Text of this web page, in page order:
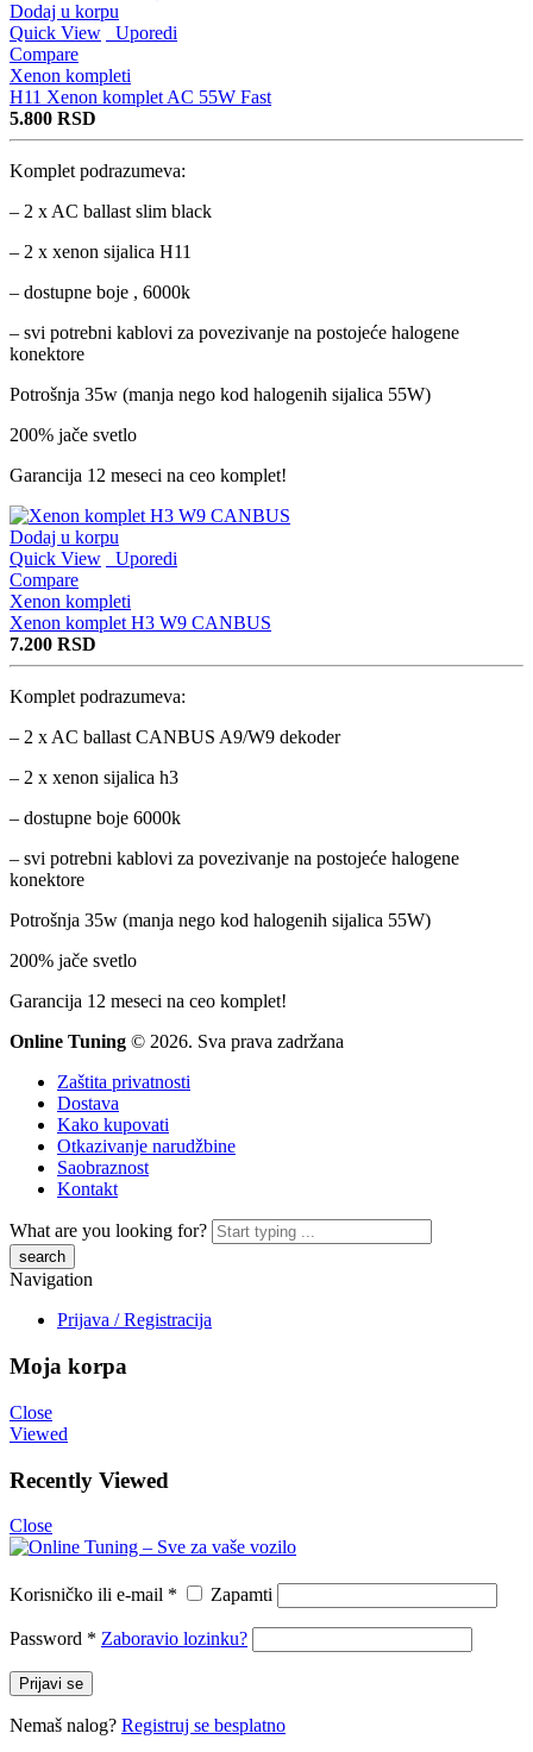
Dodaj u korpu
Quick View
Uporedi
Compare
Xenon kompleti
H11 Xenon komplet AC 55W Fast
5.800 RSD
Komplet podrazumeva:
– 2 x AC ballast slim black
– 2 x xenon sijalica H11
– dostupne boje , 6000k
– svi potrebni kablovi za povezivanje na postojeće halogene
konektore
Potrošnja 35w (manja nego kod halogenih sijalica 55W)
200% jače svetlo
Garancija 12 meseci na ceo komplet!
Dodaj u korpu
Quick View
Uporedi
Compare
Xenon kompleti
Xenon komplet H3 W9 CANBUS
7.200 RSD
Komplet podrazumeva:
– 2 x AC ballast CANBUS A9/W9 dekoder
– 2 x xenon sijalica h3
– dostupne boje 6000k
– svi potrebni kablovi za povezivanje na postojeće halogene
konektore
Potrošnja 35w (manja nego kod halogenih sijalica 55W)
200% jače svetlo
Garancija 12 meseci na ceo komplet!
Online Tuning © 2026. Sva prava zadržana
Zaštita privatnosti
Dostava
Kako kupovati
Otkazivanje narudžbine
Saobraznost
Kontakt
What are you looking for?
Navigation
Prijava / Registracija
Moja korpa
Close
Viewed
Recently Viewed
Close
Korisničko ili e-mail * Zapamti
Password * Zaboravio lozinku?
Prijavi se
Nemaš nalog? Registruj se besplatno